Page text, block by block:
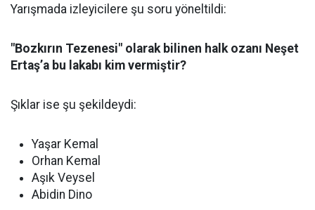
Yarışmada izleyicilere şu soru yöneltildi:
"Bozkırın Tezenesi" olarak bilinen halk ozanı Neşet
Ertaş’a bu lakabı kim vermiştir?
Şıklar ise şu şekildeydi:
Yaşar Kemal
Orhan Kemal
Aşık Veysel
Abidin Dino